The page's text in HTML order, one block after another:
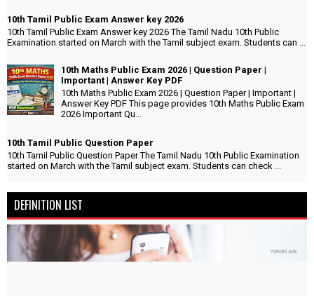
10th Tamil Public Exam Answer key 2026
10th Tamil Public Exam Answer key 2026 The Tamil Nadu 10th Public
Examination started on March with the Tamil subject exam. Students can ...
10th Maths Public Exam 2026 | Question Paper |
Important | Answer Key PDF
10th Maths Public Exam 2026 | Question Paper | Important |
Answer Key PDF This page provides 10th Maths Public Exam
2026 Important Qu...
10th Tamil Public Question Paper
10th Tamil Public Question Paper The Tamil Nadu 10th Public Examination
started on March with the Tamil subject exam. Students can check ...
DEFINITION LIST